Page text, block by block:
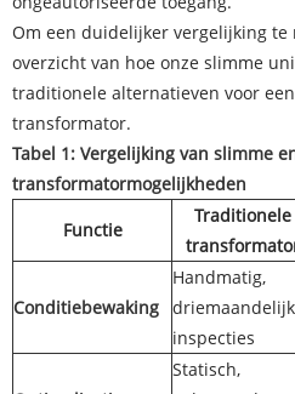
Om een ​​duidelijker vergelijking te
overzicht van hoe onze slimme
traditionele alternatieven voor
transformator.
Tabel 1: Vergelijking van slimme
transformatormogelijkheden
Functie
Traditionele
Conditiebewaking
Handmatig,
inspecties
Statisch,